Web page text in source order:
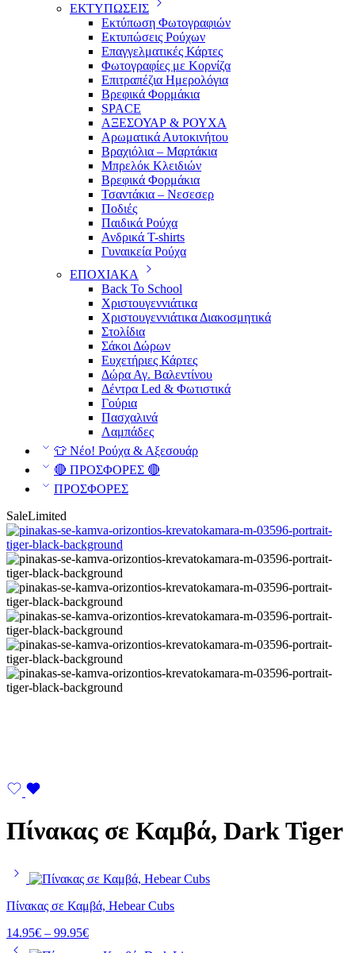
ΕΚΤΥΠΩΣΕΙΣ
Εκτύπωση Φωτογραφιών
Εκτυπώσεις Ρούχων
Επαγγελματικές Κάρτες
Φωτογραφίες με Κορνίζα
Επιτραπέζια Ημερολόγια
Βρεφικά Φορμάκια
SPACE
ΑΞΕΣΟΥΑΡ & ΡΟΥΧΑ
Αρωματικά Αυτοκινήτου
Βραχιόλια – Μαρτάκια
Μπρελόκ Κλειδιών
Βρεφικά Φορμάκια
Τσαντάκια – Νεσεσερ
Ποδιές
Παιδικά Ρούχα
Ανδρικά T-shirts
Γυναικεία Ρούχα
ΕΠΟΧΙΑΚΑ
Back To School
Χριστουγεννιάτικα
Χριστουγεννιάτικα Διακοσμητικά
Στολίδια
Σάκοι Δώρων
Ευχετήριες Κάρτες
Δώρα Αγ. Βαλεντίνου
Δέντρα Led & Φωτιστικά
Γούρια
Πασχαλινά
Λαμπάδες
👕 Νέο! Ρούχα & Αξεσουάρ
🔴 ΠΡΟΣΦΟΡΕΣ 🔴
ΠΡΟΣΦΟΡΕΣ
SaleLimited
Πίνακας σε Καμβά, Dark Tiger
Πίνακας σε Καμβά, Hebear Cubs
14.95€ – 99.95€Price